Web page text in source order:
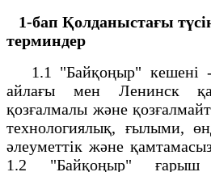
1-бап Қолданыстағы
терминдер
1.1 "Байқоңыр" кешені
айлағы мен Ленинск
қозғалмалы және
технологиялық, ғылыми,
әлеуметтік және
1.2 "Байқоңыр"